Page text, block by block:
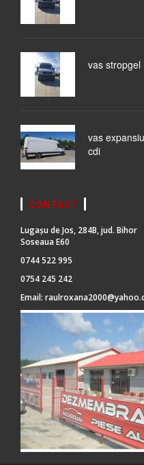
vas
vas
cdi
CONTACT
Lugașu de Jos, 284B, jud. Bihor
Soseaua E60
0744 522 995
0754 245 242
Email: